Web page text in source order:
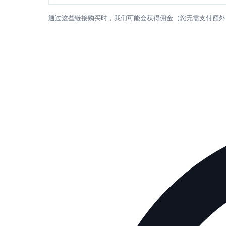
通过这些链接购买时，我们可能会获得佣金（您无需支付额